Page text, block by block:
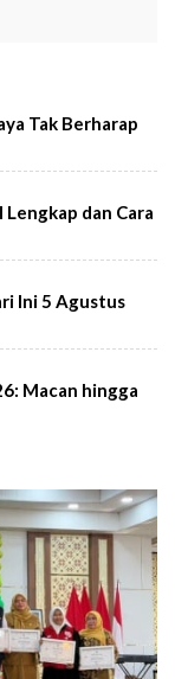
Tak Berharap
Lengkap dan Cara
Ini 5 Agustus
Macan hingga